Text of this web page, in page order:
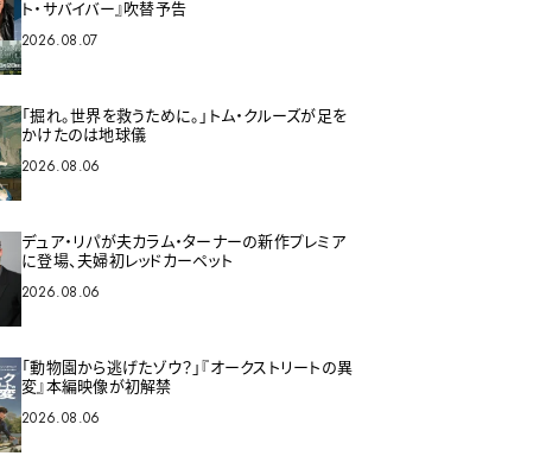
ト・サバイバー』吹替予告
2026.08.07
「掘れ。世界を救うために。」トム・クルーズが足を
かけたのは地球儀
2026.08.06
デュア・リパが夫カラム・ターナーの新作プレミア
に登場、夫婦初レッドカーペット
2026.08.06
「動物園から逃げたゾウ？」『オークストリートの異
変』本編映像が初解禁
2026.08.06